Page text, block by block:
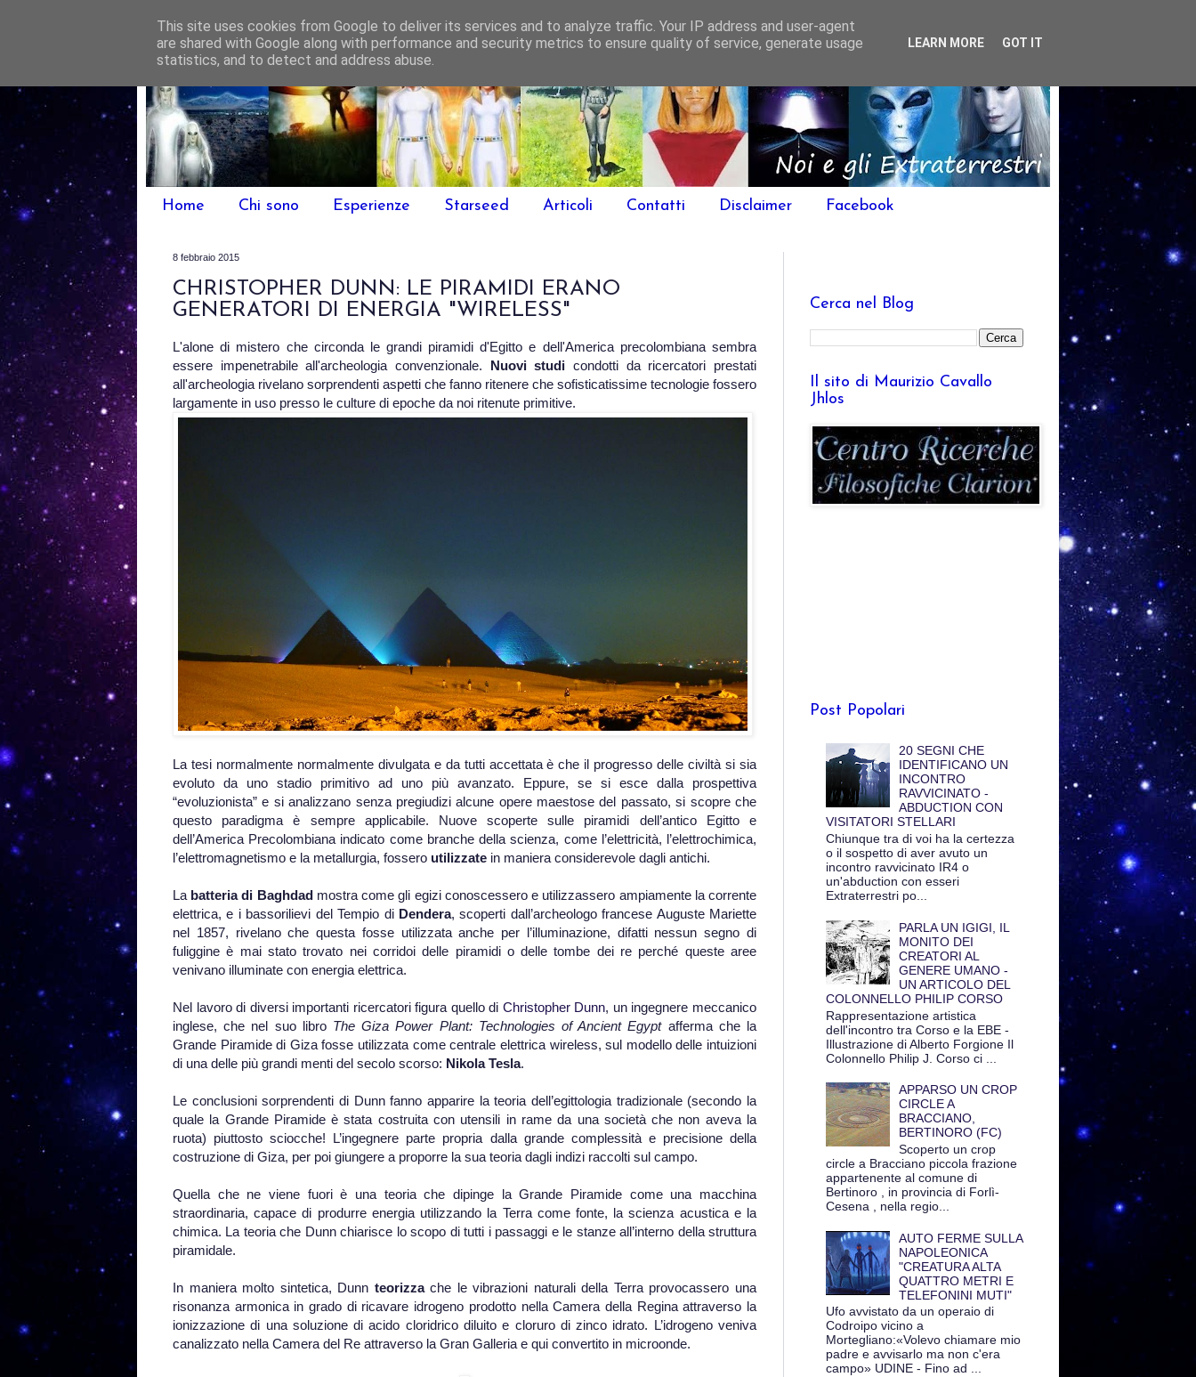
Home Chi sono Esperienze Starseed Articoli Contatti Disclaimer Facebook
8 febbraio 2015
CHRISTOPHER DUNN: LE PIRAMIDI ERANO
GENERATORI DI ENERGIA "WIRELESS"
L'alone di mistero che circonda le grandi piramidi d'Egitto e dell'America precolombiana sembra
essere impenetrabile all'archeologia convenzionale.
Nuovi studi condotti da ricercatori prestati
all'archeologia rivelano sorprendenti aspetti che fanno ritenere che sofisticatissime tecnologie fossero
largamente in uso presso le culture di epoche da noi ritenute primitive.
La tesi normalmente normalmente divulgata e da tutti accettata è che il progresso delle civiltà si sia
evoluto da uno stadio primitivo ad uno più avanzato. Eppure, se si esce dalla prospettiva
“evoluzionista” e si analizzano senza pregiudizi alcune opere maestose del passato, si scopre che
questo paradigma è sempre applicabile. Nuove scoperte sulle piramidi dell’antico Egitto e
dell’America Precolombiana indicato come branche della scienza, come l’elettricità, l’elettrochimica,
l’elettromagnetismo e la metallurgia, fossero utilizzate in maniera considerevole dagli antichi.
La batteria di Baghdadmostra come gli egizi conoscessero e utilizzassero ampiamente la corrente
elettrica, e i bassorilievi del Tempio di Dendera, scoperti dall’archeologo francese Auguste Mariette
nel 1857, rivelano che questa fosse utilizzata anche per l’illuminazione, difatti nessun segno di
fuliggine è mai stato trovato nei corridoi delle piramidi o delle tombe dei re perché queste aree
venivano illuminate con energia elettrica.
Nel lavoro di diversi importanti ricercatori figura quello di Christopher Dunn, un ingegnere meccanico
inglese, che nel suo libro The Giza Power Plant: Technologies of Ancient Egyptafferma che la
Grande Piramide di Giza fosse utilizzata come centrale elettrica wireless, sul modello delle intuizioni
di una delle più grandi menti del secolo scorso: Nikola Tesla.
Le conclusioni sorprendenti di Dunn fanno apparire la teoria dell’egittologia tradizionale (secondo la
quale la Grande Piramide è stata costruita con utensili in rame da una società che non aveva la
ruota) piuttosto sciocche! L’ingegnere parte propria dalla grande complessità e precisione della
costruzione di Giza, per poi giungere a proporre la sua teoria dagli indizi raccolti sul campo.
Quella che ne viene fuori è una teoria che dipinge la Grande Piramide come una macchina
straordinaria, capace di produrre energia utilizzando la Terra come fonte, la scienza acustica e la
chimica. La teoria che Dunn chiarisce lo scopo di tutti i passaggi e le stanze all’interno della struttura
piramidale.
In maniera molto sintetica, Dunn teorizzache le vibrazioni naturali della Terra provocassero una
risonanza armonica in grado di ricavare idrogeno prodotto nella Camera della Regina attraverso la
ionizzazione di una soluzione di acido cloridrico diluito e cloruro di zinco idrato. L’idrogeno veniva
canalizzato nella Camera del Re attraverso la Gran Galleria e qui convertito in microonde.
Cerca nel Blog
Il sito di Maurizio Cavallo
Jhlos
Post Popolari
20 SEGNI CHE
IDENTIFICANO UN
INCONTRO
RAVVICINATO -
ABDUCTION CON
VISITATORI STELLARI
Chiunque tra di voi ha la certezza
o il sospetto di aver avuto un
incontro ravvicinato IR4 o
un'abduction con esseri
Extraterrestri po...
PARLA UN IGIGI, IL
MONITO DEI
CREATORI AL
GENERE UMANO -
UN ARTICOLO DEL
COLONNELLO PHILIP CORSO
Rappresentazione artistica
dell'incontro tra Corso e la EBE -
Illustrazione di Alberto Forgione Il
Colonnello Philip J. Corso ci ...
APPARSO UN CROP
CIRCLE A
BRACCIANO,
BERTINORO (FC)
Scoperto un crop
circle a Bracciano piccola frazione
appartenente al comune di
Bertinoro , in provincia di Forlì-
Cesena , nella regio...
AUTO FERME SULLA
NAPOLEONICA
"CREATURA ALTA
QUATTRO METRI E
TELEFONINI MUTI"
Ufo avvistato da un operaio di
Codroipo vicino a
Mortegliano:«Volevo chiamare mio
padre e avvisarlo ma non c'era
campo» UDINE - Fino ad ...
This site uses cookies from Google to deliver its services and to analyze traffic. Your IP address and user-agent
are shared with Google along with performance and security metrics to ensure quality of service, generate usage
statistics, and to detect and address abuse.
LEARN MORE GOT IT